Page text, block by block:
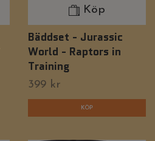
Köp
Bäddset - Jurassic
World - Raptors in
Training
399 kr